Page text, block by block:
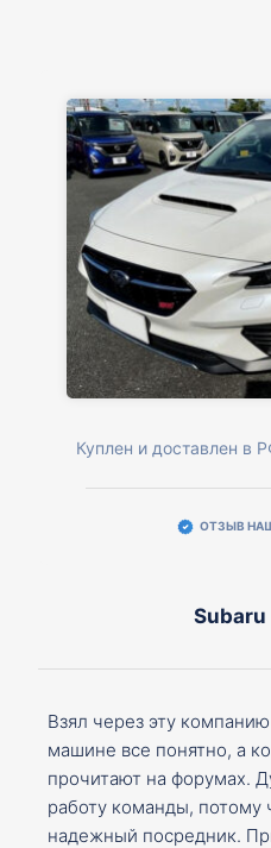
Куплен и доставлен в
ОТЗЫВ
Subaru
Взял через эту
машине все понятно, а
прочитают на форумах.
работу команды, потому
надежный посредник.